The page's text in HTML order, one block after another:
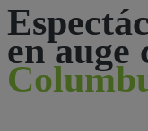
en auge